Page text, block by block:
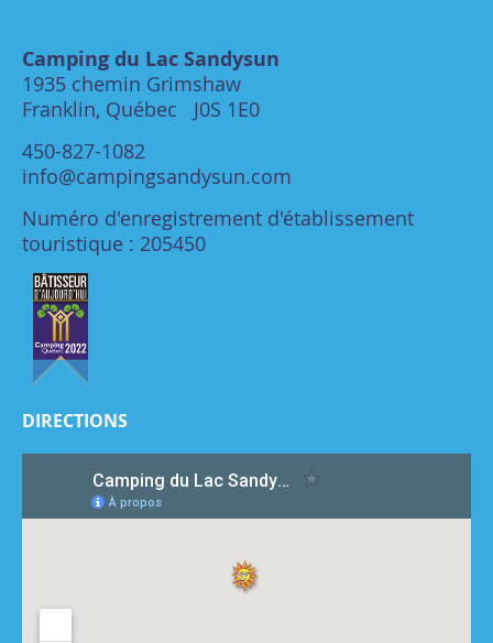
Camping du Lac Sandysun
1935 chemin Grimshaw
Franklin, Québec J0S 1E0
450-827-1082
info@campingsandysun.com
Numéro d'enregistrement d'établissement
touristique : 205450
DIRECTIONS